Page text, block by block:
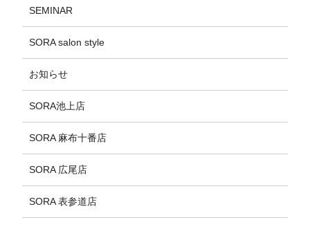
SEMINAR
SORA salon style
お知らせ
SORA池上店
SORA 麻布十番店
SORA 広尾店
SORA 表参道店